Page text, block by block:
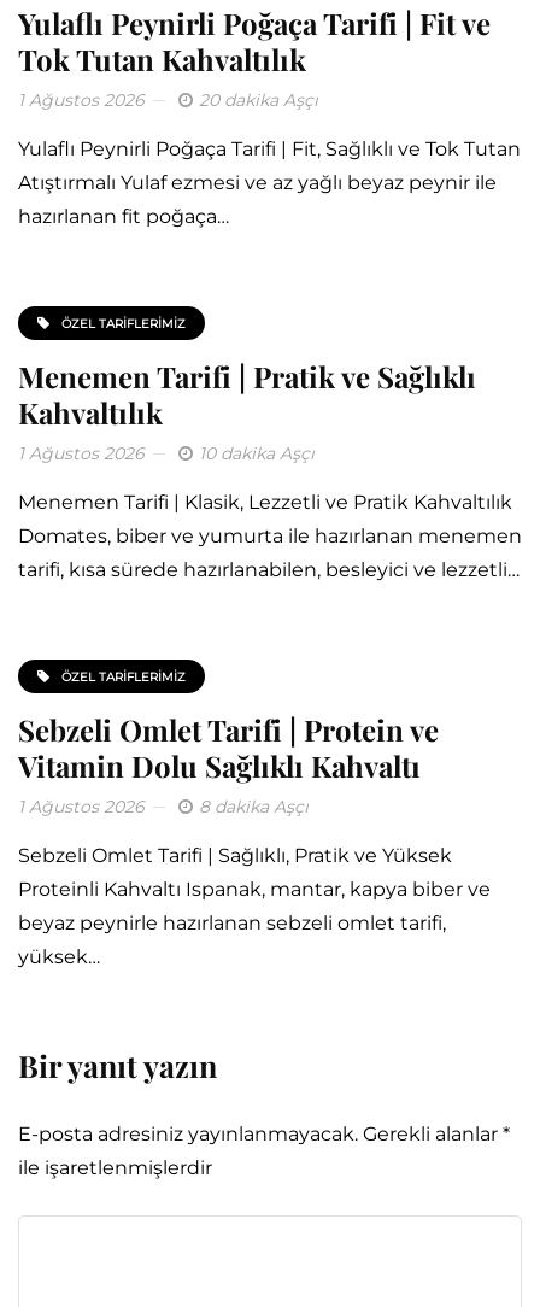
Yulaflı Peynirli Poğaça Tarifi | Fit ve
Tok Tutan Kahvaltılık
1 Ağustos 2026 20 dakika Aşçı
Yulaflı Peynirli Poğaça Tarifi | Fit, Sağlıklı ve Tok Tutan
Atıştırmalı Yulaf ezmesi ve az yağlı beyaz peynir ile
hazırlanan fit poğaça…
ÖZEL TARIFLERIMIZ
Menemen Tarifi | Pratik ve Sağlıklı
Kahvaltılık
1 Ağustos 2026 10 dakika Aşçı
Menemen Tarifi | Klasik, Lezzetli ve Pratik Kahvaltılık
Domates, biber ve yumurta ile hazırlanan menemen
tarifi, kısa sürede hazırlanabilen, besleyici ve lezzetli…
ÖZEL TARIFLERIMIZ
Sebzeli Omlet Tarifi | Protein ve
Vitamin Dolu Sağlıklı Kahvaltı
1 Ağustos 2026 8 dakika Aşçı
Sebzeli Omlet Tarifi | Sağlıklı, Pratik ve Yüksek
Proteinli Kahvaltı Ispanak, mantar, kapya biber ve
beyaz peynirle hazırlanan sebzeli omlet tarifi,
yüksek…
Bir yanıt yazın
E-posta adresiniz yayınlanmayacak. Gerekli alanlar *
ile işaretlenmişlerdir